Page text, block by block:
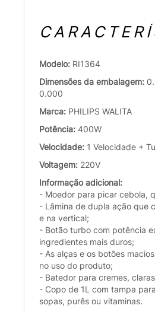
Modelo: RI1364
Dimensões da embalagem:
0.000
Marca: PHILIPS WALITA
Potência: 400W
Velocidade: 1 Velocidade +
Voltagem: 220V
Informação adicional:
- Moedor para picar cebola,
- Lâmina de dupla ação que
e na vertical;
- Botão turbo com potência
ingredientes mais duros;
- As alças e os botões
no uso do produto;
- Batedor para cremes,
- Copo de 1L com tampa
sopas, purês ou vitaminas.